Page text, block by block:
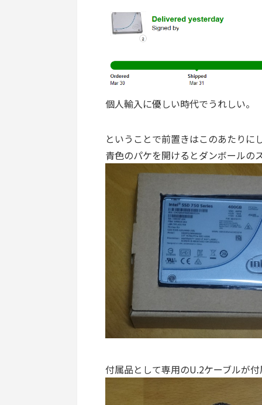
個人輸入に優しい時代でうれしい。
ということで前置きはこのあたりに
青色のパケを開けるとダンボールの
付属品として専用のU.2ケーブルが